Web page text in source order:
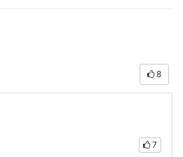
8
7